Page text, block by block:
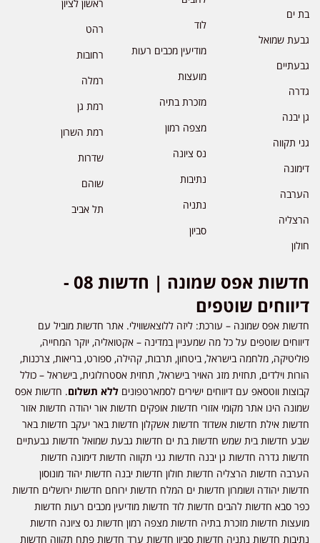
בת ים
גבעת שמואל
גבעתיים
גדרה
גן יבנה
גני תקווה
דימונה
הערבה
הרצליה
חולון
לוד
מודיעין מכבים רעות
מועצות
מזכרת בתיה
מצפה רמון
נס ציונה
נתיבות
נתניה
סביון
ראשון לציון
רהט
רחובות
רמלה
רמת גן
רמת השרון
שדרות
שוהם
תל אביב
חדשות אפס שמונה | חדשות 08 -
דיווחים שוטפים
חדשות אפס שמונה – עורכת: ליזה ללוצאשווילי. אתר חדשות מוביל עם
דיווחים שוטפים על כל מה שמעניין במדינה – אקטואליה, יוקר המחייה,
פוליטיקה, מלחמה בישראל, ביטחון, תרבות, קהילה, ספורט, בריאות, צרכנות,
הורות וילדים, תחזית מזג האויר בישראל, תחזית אסטרולוגית, בישראל – כולל
קבוצות ווטסאפ עם דיווחים ישירים לסמארטפונים ללא תשלום. חדשות אפס
שמונה הינו אתר מקומי אזורי חדשות אופקים חדשות אור יהודה חדשות אזור
חדשות אילת חדשות אשדוד חדשות אשקלון חדשות באר יעקב חדשות באר
שבע חדשות בית שמש חדשות בת ים חדשות גבעת שמואל חדשות גבעתיים
חדשות גדרה חדשות גן יבנה חדשות גני תקווה חדשות דימונה חדשות
הערבה חדשות הרצליה חדשות חולון חדשות יבנה חדשות יהוד מונוסון
חדשות יהודה ושומרון חדשות ים המלח חדשות ירוחם חדשות ירושלים חדשות
כפר סבא חדשות להבים חדשות לוד חדשות מודיעין מכבים רעות חדשות
מועצות חדשות מזכרת בתיה חדשות מצפה רמון חדשות נס ציונה חדשות
נתיבות חדשות נתניה חדשות סביון חדשות ערד חדשות פתח תקווה חדשות